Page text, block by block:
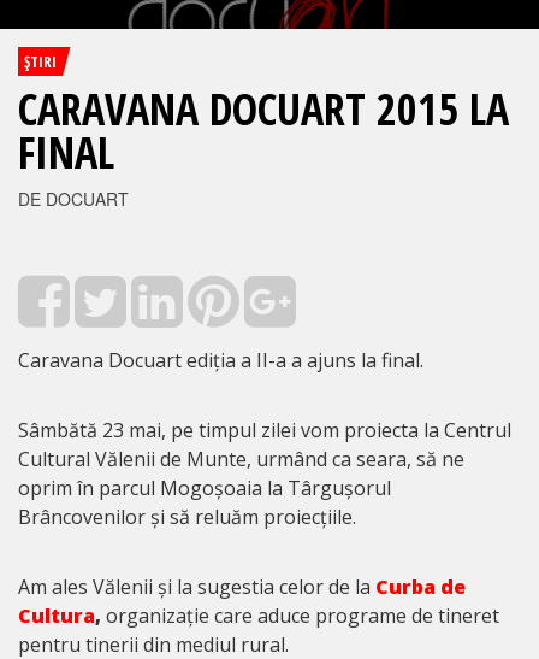
ŞTIRI
CARAVANA DOCUART 2015 LA
FINAL
DE DOCUART
Caravana Docuart ediția a II-a a ajuns la final.
Sâmbătă 23 mai, pe timpul zilei vom proiecta la Centrul
Cultural Vălenii de Munte, urmând ca seara, să ne
oprim în parcul Mogoșoaia la Târgușorul
Brâncovenilor și să reluăm proiecțiile.
Am ales Vălenii și la sugestia celor de la Curba de
Cultura, organizație care aduce programe de tineret
pentru tinerii din mediul rural.